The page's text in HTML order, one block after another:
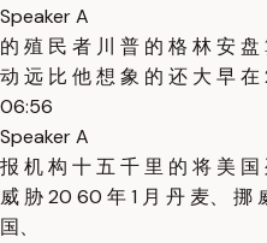
Speaker A
的 殖 民 者 川 普 的 格 林 安
动 远 比 他 想 象 的 还 大 早
06:56
Speaker A
报 机 构 十 五 千 里 的 将 美
威 胁 20 60 年 1 月 丹 麦、 挪
国、